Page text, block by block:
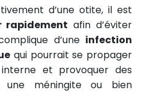
d’une otite, il est
afin d’éviter
d’une infection
qui pourrait se propager
et provoquer des
une méningite ou bien